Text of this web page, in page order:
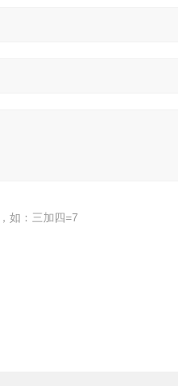
如：三加四=7